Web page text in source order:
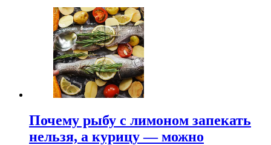
Почему рыбу с лимоном запекать
нельзя, а курицу — можно